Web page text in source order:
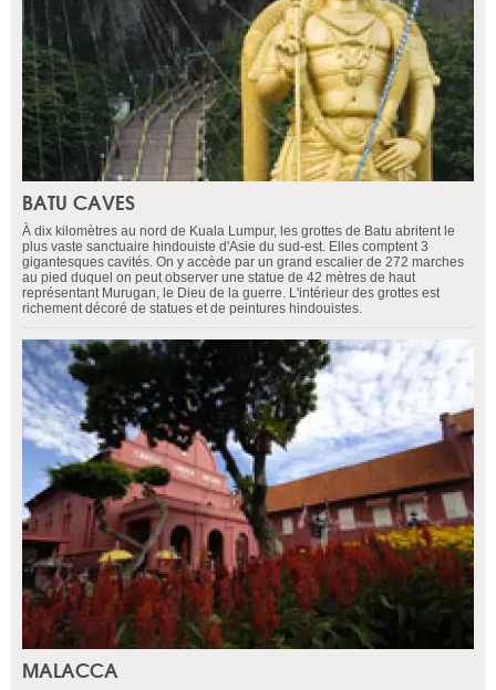
BATU CAVES
À dix kilomètres au nord de Kuala Lumpur, les grottes de Batu abritent le
plus vaste sanctuaire hindouiste d'Asie du sud-est. Elles comptent 3
gigantesques cavités. On y accède par un grand escalier de 272 marches
au pied duquel on peut observer une statue de 42 mètres de haut
représentant Murugan, le Dieu de la guerre. L'intérieur des grottes est
richement décoré de statues et de peintures hindouistes.
MALACCA